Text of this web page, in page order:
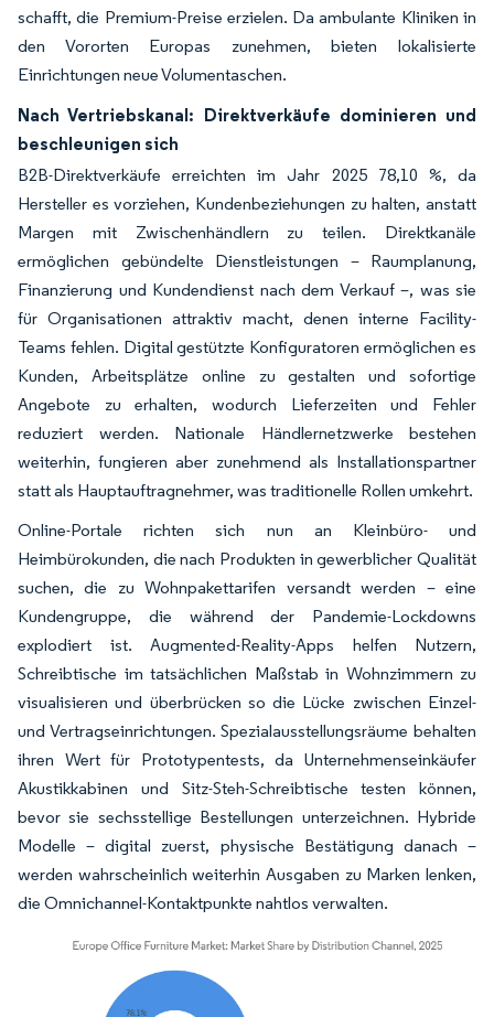
schafft, die Premium-Preise erzielen. Da ambulante Kliniken in
den Vororten Europas zunehmen, bieten lokalisierte
Einrichtungen neue Volumentaschen.
Nach Vertriebskanal: Direktverkäufe dominieren und
beschleunigen sich
B2B-Direktverkäufe erreichten im Jahr 2025 78,10 %, da
Hersteller es vorziehen, Kundenbeziehungen zu halten, anstatt
Margen mit Zwischenhändlern zu teilen. Direktkanäle
ermöglichen gebündelte Dienstleistungen – Raumplanung,
Finanzierung und Kundendienst nach dem Verkauf –, was sie
für Organisationen attraktiv macht, denen interne Facility-
Teams fehlen. Digital gestützte Konfiguratoren ermöglichen es
Kunden, Arbeitsplätze online zu gestalten und sofortige
Angebote zu erhalten, wodurch Lieferzeiten und Fehler
reduziert werden. Nationale Händlernetzwerke bestehen
weiterhin, fungieren aber zunehmend als Installationspartner
statt als Hauptauftragnehmer, was traditionelle Rollen umkehrt.
Online-Portale richten sich nun an Kleinbüro- und
Heimbürokunden, die nach Produkten in gewerblicher Qualität
suchen, die zu Wohnpakettarifen versandt werden – eine
Kundengruppe, die während der Pandemie-Lockdowns
explodiert ist. Augmented-Reality-Apps helfen Nutzern,
Schreibtische im tatsächlichen Maßstab in Wohnzimmern zu
visualisieren und überbrücken so die Lücke zwischen Einzel-
und Vertragseinrichtungen. Spezialausstellungsräume behalten
ihren Wert für Prototypentests, da Unternehmenseinkäufer
Akustikkabinen und Sitz-Steh-Schreibtische testen können,
bevor sie sechsstellige Bestellungen unterzeichnen. Hybride
Modelle – digital zuerst, physische Bestätigung danach –
werden wahrscheinlich weiterhin Ausgaben zu Marken lenken,
die Omnichannel-Kontaktpunkte nahtlos verwalten.